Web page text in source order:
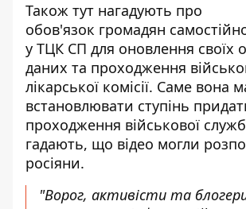
Також тут нагадують про
обов'язок громадян
у ТЦК СП для оновлення своїх
даних та проходження
лікарської комісії. Саме вона
встановлювати ступінь
проходження військової
гадають, що відео могли
росіяни.
"Ворог, активісти та